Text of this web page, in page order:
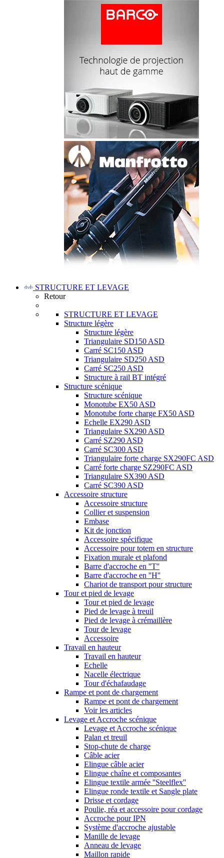
STRUCTURE ET LEVAGE
Retour
STRUCTURE ET LEVAGE
Structure légère
Structure légère
Triangulaire SD150 ASD
Carré SC150 ASD
Triangulaire SD250 ASD
Carré SC250 ASD
Structure à rail BT intégré
Structure scénique
Structure scénique
Monotube EX50 ASD
Monotube forte charge FX50 ASD
Echelle EX290 ASD
Triangulaire SX290 ASD
Carré SZ290 ASD
Carré SC300 ASD
Triangulaire forte charge SX290FC ASD
Carré forte charge SZ290FC ASD
Triangulaire SX390 ASD
Carré SC390 ASD
Accessoire structure
Accessoire structure
Collier et suspension
Embase
Kit de jonction
Accessoire spécifique
Accessoire pour totem en structure
Fixation murale et plafond
Barre d'accroche en ''T''
Barre d'accroche en ''H''
Chariot de transport pour structure
Tour et pied de levage
Tour et pied de levage
Pied de levage à treuil
Pied de levage à crémaillère
Tour de levage
Accessoire
Travail en hauteur
Travail en hauteur
Echelle
Nacelle électrique
Tour d'échafaudage
Rampe et pont de chargement
Rampe et pont de chargement
Voir les articles
Levage et Accroche scénique
Levage et Accroche scénique
Palan et treuil
Stop-chute de charge
Câble acier
Elingue câble acier
Elingue chaîne et composantes
Elingue textile armée ''Steelflex''
Elingue ronde textile et Sangle plate
Drisse et cordage
Poulie, réa et accessoire pour cordage
Accroche pour IPN
Système d'accroche ajustable
Manille de levage
Anneau de levage
Maillon rapide